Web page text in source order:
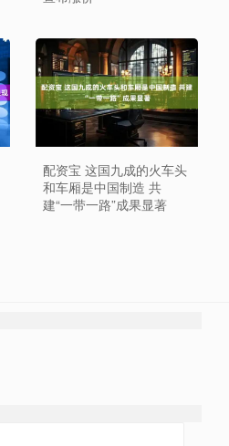
配资宝 这国九成的火车头
和车厢是中国制造 共
建“一带一路”成果显著